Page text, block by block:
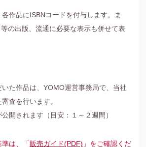
作品にISBNコードを付与します。ま
の出版、流通に必要な表示も併せて表
た作品は、YOMO運営事務局で、当社
査を行います。
開されます（目安：１～２週間）
は、「販売ガイド(PDF) 」をご確認くだ